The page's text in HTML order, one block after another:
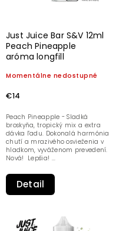
Just Juice Bar S&V 12ml
Peach Pineapple
aróma longfill
Momentálne nedostupné
€14
Detail
Peach Pineapple - Sladká
broskyňa, tropický mix a extra
dávka ľadu. Dokonalá harmónia
chutí a mrazivého osvieženia v
hladkom, vyváženom prevedení.
Nová! Lepšia! ...